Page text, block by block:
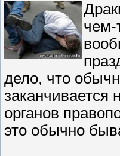
чем-
дело, что
заканчивается
органов
это обычно